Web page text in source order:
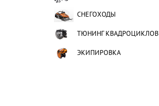
СНЕГОХОДЫ
ТЮНИНГ КВАДРОЦИКЛОВ
ЭКИПИРОВКА